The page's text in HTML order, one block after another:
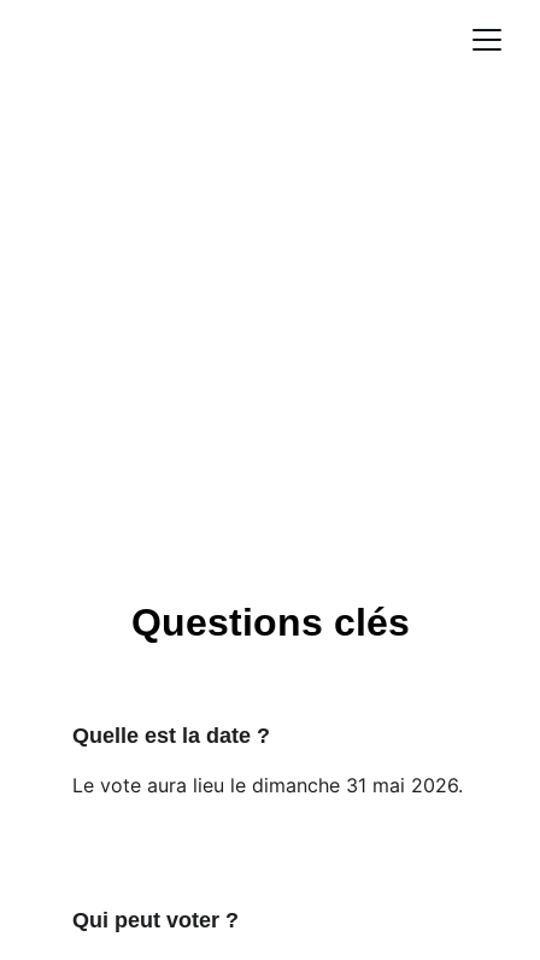
Questions clés
Quelle est la date ?
Le vote aura lieu le dimanche 31 mai 2026.
Qui peut voter ?